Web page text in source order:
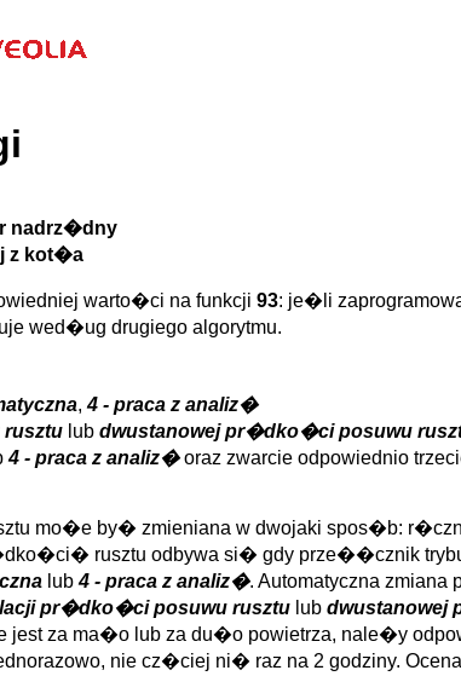
nadrz�dny
z kot�a
warto�ci na funkcji 93: je�li
wed�ug drugiego algorytmu.
,4 - praca z analiz�
lub dwustanowej pr�dko�ci posuwu
4 - praca z analiz�oraz zwarcie odpowiednio
by� zmieniana w dwojaki spos�b:
rusztu odbywa si� gdy prze��cznik
lub4 - praca z analiz�. Automatyczna
pr�dko�ci posuwu rusztu lub dwustanowej
za ma�o lub za du�o powietrza, nale�y
nie cz�ciej ni� raz na 2 godziny.